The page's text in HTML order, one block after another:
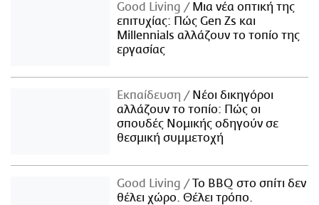
Good Living
Μια νέα οπτική της
επιτυχίας: Πώς Gen Zs και
Millennials αλλάζουν το τοπίο της
εργασίας
Εκπαίδευση
Νέοι δικηγόροι
αλλάζουν το τοπίο: Πώς οι
σπουδές Νομικής οδηγούν σε
θεσμική συμμετοχή
Good Living
Το BBQ στο σπίτι δεν
θέλει χώρο. Θέλει τρόπο.